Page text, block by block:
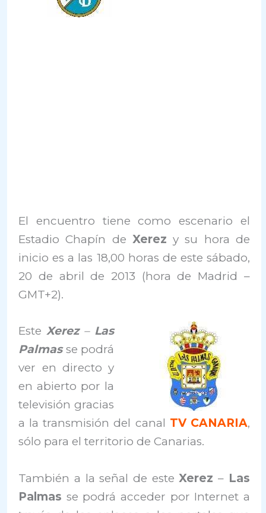
El encuentro tiene como escenario el
Estadio Chapín de Xerezy su hora de
inicio es a las 18,00 horas de este sábado,
20 de abril de 2013 (hora de Madrid –
GMT+2).
EsteXerez –Las
Palmas se podrá
ver en directo y
en abierto por la
televisión gracias
a la transmisión del canal TV CANARIA,
sólo para el territorio de Canarias.
También a la señal de esteXerez– Las
Palmas se podrá acceder por Internet a